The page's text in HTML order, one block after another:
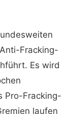
Fracking-
Es wird
Pro-Fracking-
laufen